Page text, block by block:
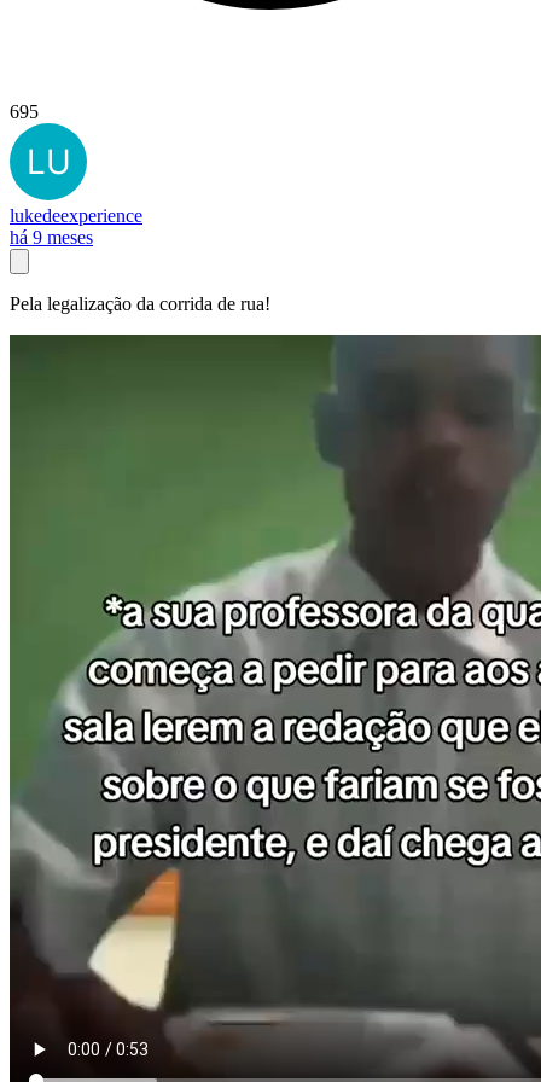
695
lukedeexperience
há 9 meses
Pela legalização da corrida de rua!